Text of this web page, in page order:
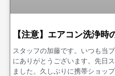
【注意】エアコン洗浄時
スタッフの加藤です。いつも当
にありがとうございます。先日
ました。久しぶりに携帯ショッ